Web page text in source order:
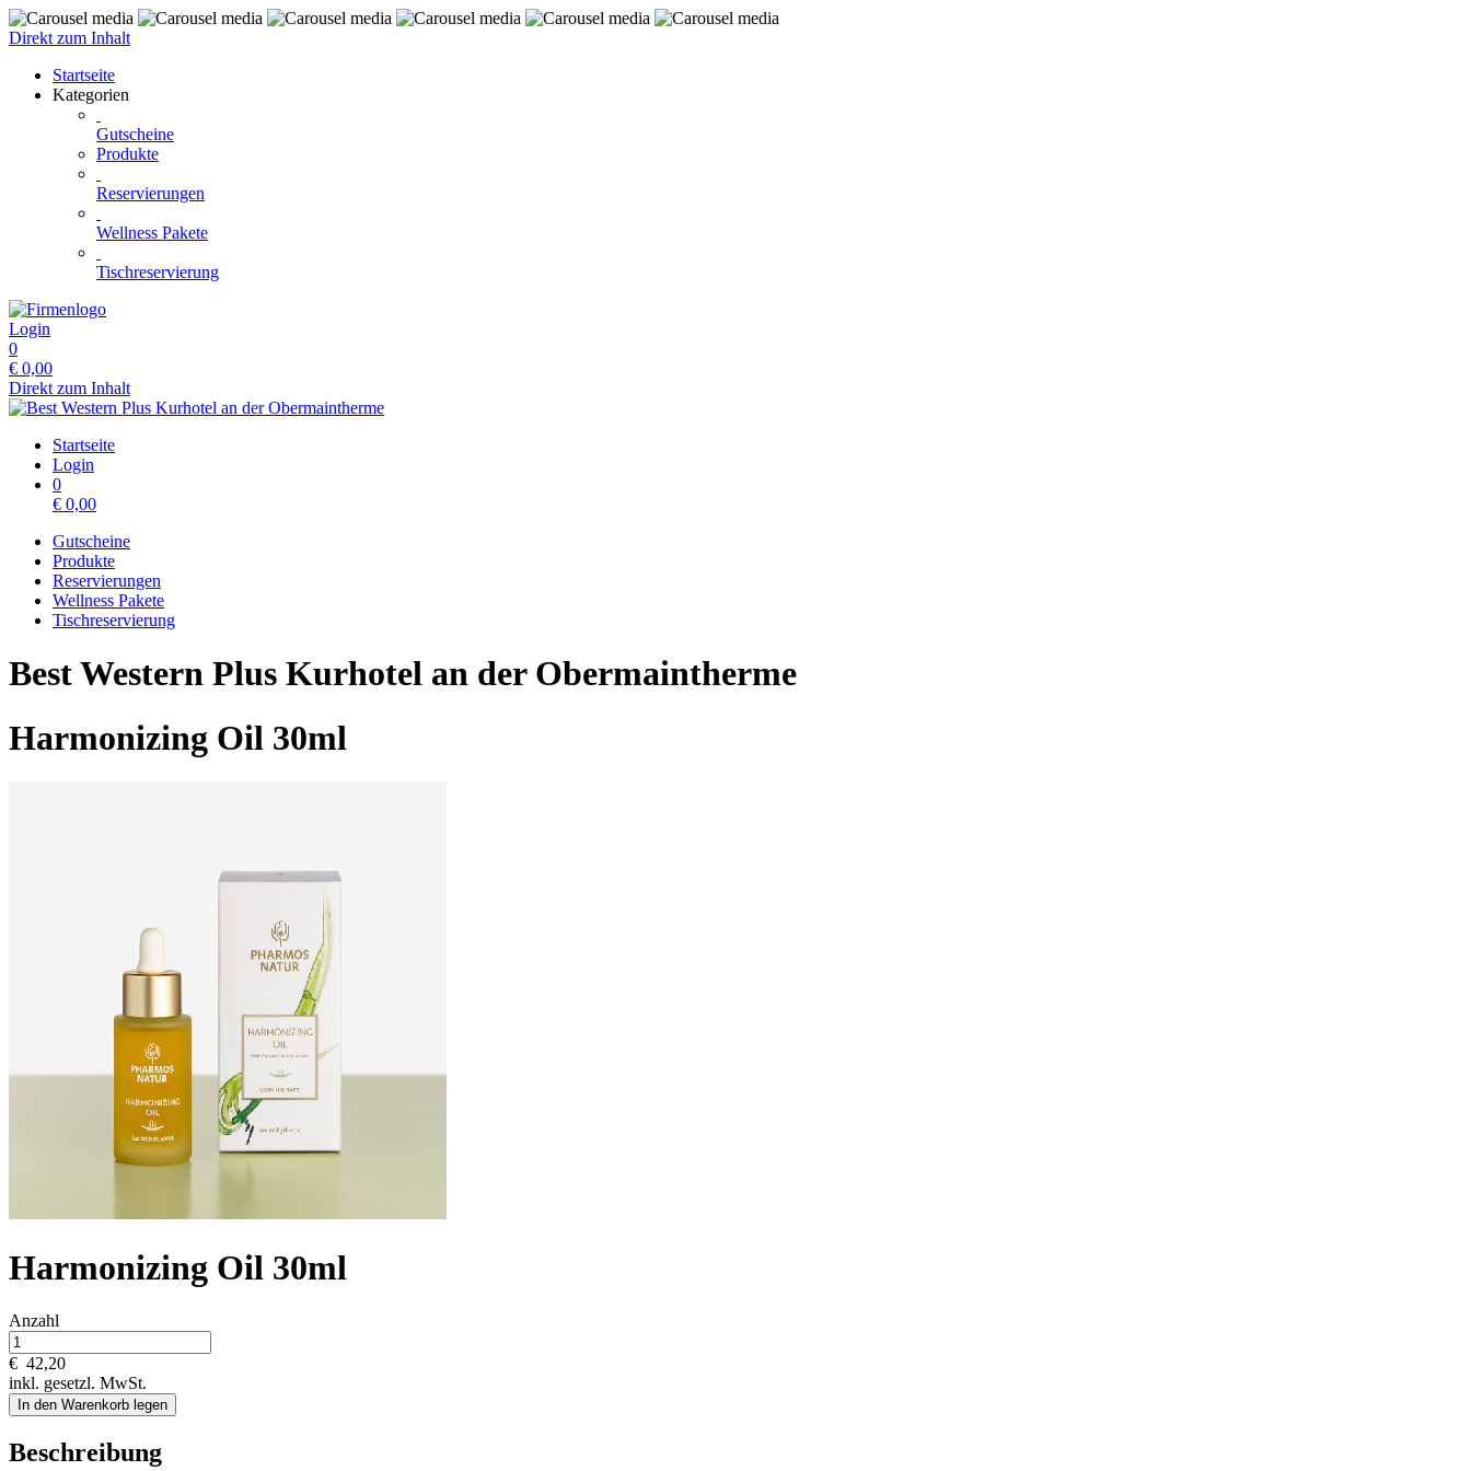
Direkt zum Inhalt
Startseite
Kategorien
Gutscheine
Produkte
Reservierungen
Wellness Pakete
Tischreservierung
Login
0
€ 0,00
Direkt zum Inhalt
Startseite
Login
0
€ 0,00
Gutscheine
Produkte
Reservierungen
Wellness Pakete
Tischreservierung
Best Western Plus Kurhotel an der Obermaintherme
Harmonizing Oil 30ml
Harmonizing Oil 30ml
Anzahl
€ 42,20
inkl. gesetzl. MwSt.
In den Warenkorb legen
Beschreibung